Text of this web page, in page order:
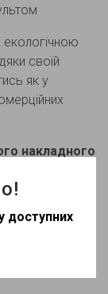
своїй
як у
накладного
75Вт золото:
та
у просторі
розсіювач -
доступних